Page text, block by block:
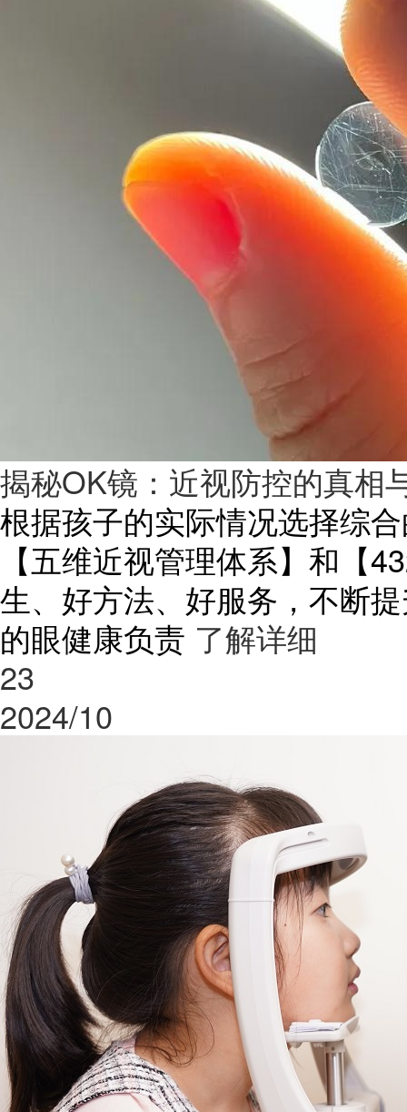
揭秘OK镜：近视防控的真相
根据孩子的实际情况选择综
【五维近视管理体系】和【
生、好方法、好服务，不断
的眼健康负责 了解详细
23
2024/10